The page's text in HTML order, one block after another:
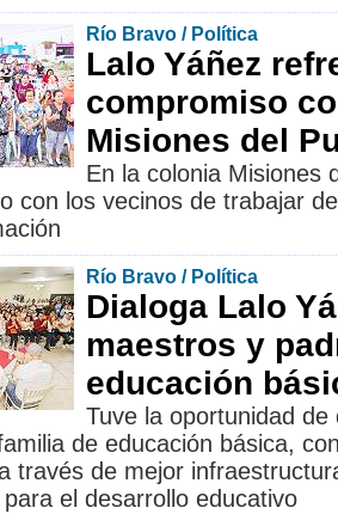
Río Bravo / Política
Lalo Yáñez
compromiso
Misiones del
En la colonia Misiones
con los vecinos de trabajar
Río Bravo / Política
Dialoga Lalo
maestros y
educación
Tuve la oportunidad
de educación básica,
través de mejor
el desarrollo educativo